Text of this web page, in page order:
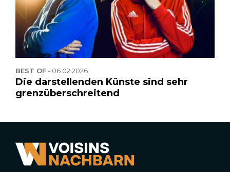
BEST OF- 06.02.2026
Die darstellenden Künste sind sehr
grenzüberschreitend